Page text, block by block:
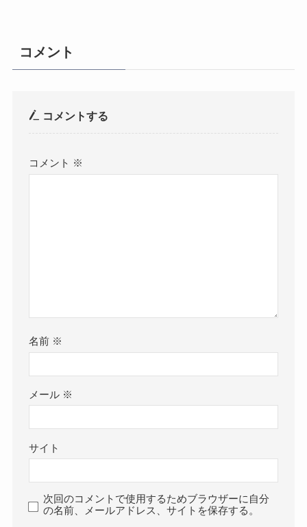
コメント
コメントする
コメント ※
名前 ※
メール ※
サイト
次回のコメントで使用するためブラウザーに自分
の名前、メールアドレス、サイトを保存する。